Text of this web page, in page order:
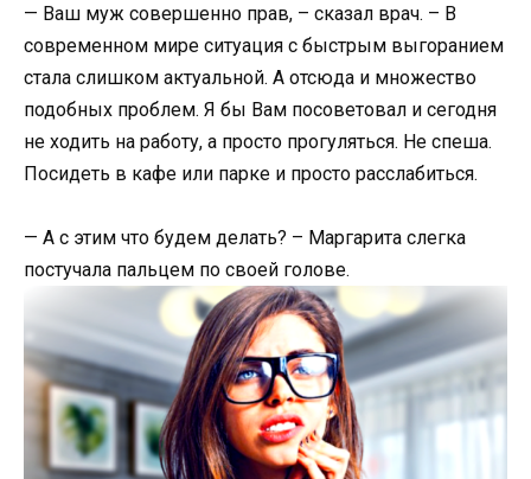
— Ваш муж совершенно прав, – сказал врач. – В
современном мире ситуация с быстрым выгоранием
стала слишком актуальной. А отсюда и множество
подобных проблем. Я бы Вам посоветовал и сегодня
не ходить на работу, а просто прогуляться. Не спеша.
Посидеть в кафе или парке и просто расслабиться.
— А с этим что будем делать? – Маргарита слегка
постучала пальцем по своей голове.